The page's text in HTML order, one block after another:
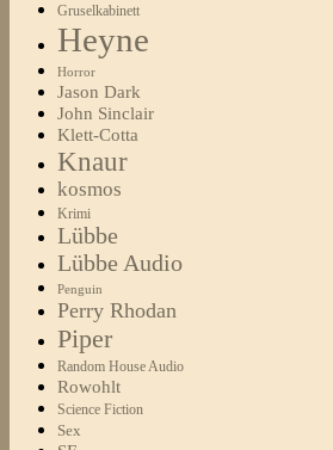
Gruselkabinett
Heyne
Horror
Jason Dark
John Sinclair
Klett-Cotta
Knaur
kosmos
Krimi
Lübbe
Lübbe Audio
Penguin
Perry Rhodan
Piper
Random House Audio
Rowohlt
Science Fiction
Sex